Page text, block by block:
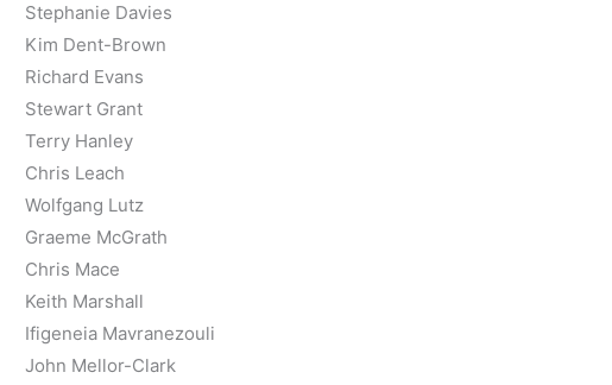
Stephanie Davies
Kim Dent-Brown
Richard Evans
Stewart Grant
Terry Hanley
Chris Leach
Wolfgang Lutz
Graeme McGrath
Chris Mace
Keith Marshall
Ifigeneia Mavranezouli
John Mellor-Clark